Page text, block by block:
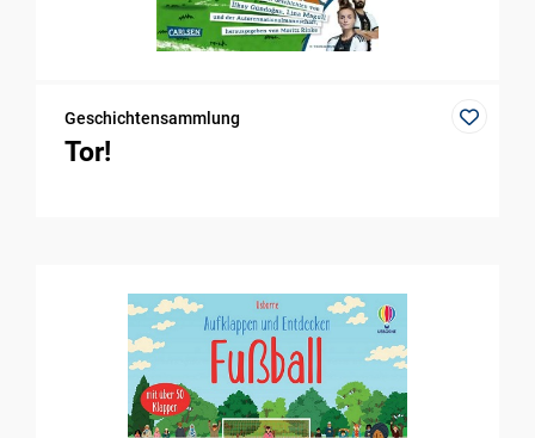
Geschichtensammlung
Tor!